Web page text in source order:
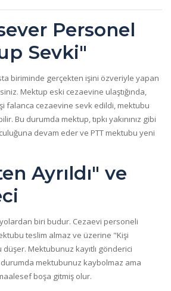
Personel
Sevki"
biriminde gerçekten işini özveriyle yapan
Mektup eski cezaevine ulaştığında,
falanca cezaevine sevk edildi, mektubu
Bu durumda mektup, tıpkı yakınınız gibi
devam eder ve PTT mektubu yeni
Ayrıldı" ve
biri budur. Cezaevi personeli
teslim almaz ve üzerine "Kişi
düşer. Mektubunuz kayıtlı gönderici
mektubunuz kaybolmaz ama
boşa gitmiş olur.